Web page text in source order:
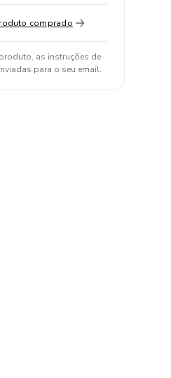
comprado
as instruções de
para o seu email.